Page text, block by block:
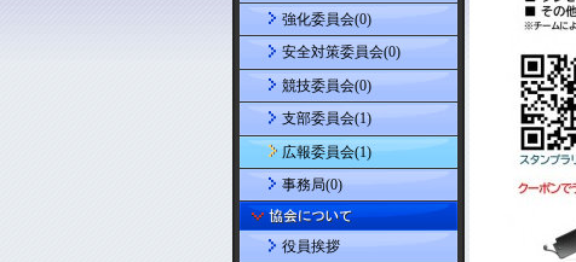
強化委員会(0)
安全対策委員会(0)
競技委員会(0)
支部委員会(1)
広報委員会(1)
事務局(0)
役員挨拶